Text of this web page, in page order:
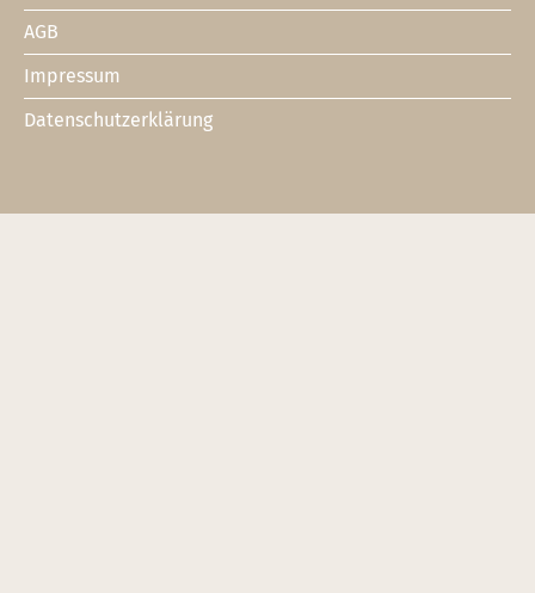
AGB
Impressum
Datenschutzerklärung